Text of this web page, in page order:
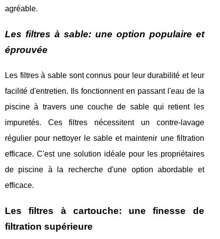
agréable.
Les filtres à sable: une option populaire et
éprouvée
Les filtres à sable sont connus pour leur durabilité et leur
facilité d'entretien. Ils fonctionnent en passant l'eau de la
piscine à travers une couche de sable qui retient les
impuretés. Ces filtres nécessitent un contre-lavage
régulier pour nettoyer le sable et maintenir une filtration
efficace. C'est une solution idéale pour les propriétaires
de piscine à la recherche d'une option abordable et
efficace.
Les filtres à cartouche: une finesse de
filtration supérieure